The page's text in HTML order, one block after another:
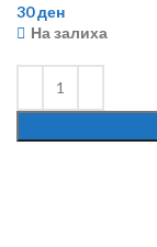
30ден
На залиха